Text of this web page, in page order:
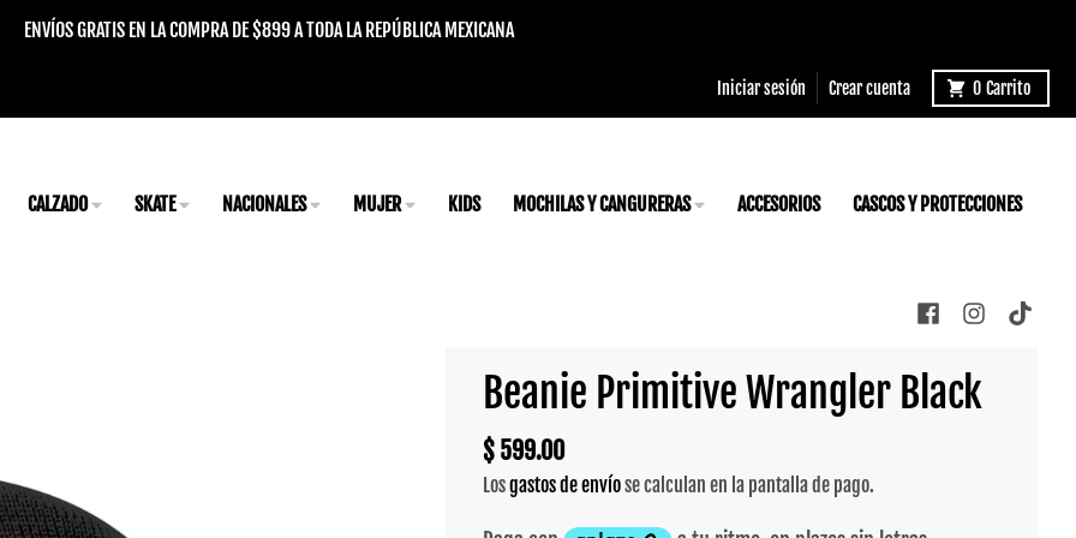
ENVÍOS GRATIS EN LA COMPRA DE $899 A TODA LA REPÚBLICA MEXICANA
Iniciar sesión Crear cuenta 0 Carrito
CALZADO SKATE NACIONALES MUJER KIDS MOCHILAS Y CANGURERAS ACCESORIOS CASCOS Y PROTECCIONES
Beanie Primitive Wrangler Black
$ 599.00
Losgastos de envíose calculan en la pantalla de pago.